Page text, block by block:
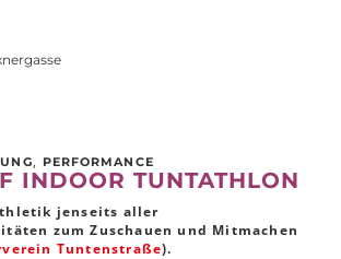
, PERFORMANCE
INDOOR TUNTATHLON
jenseits aller
zum Zuschauen und Mitmachen
Tuntenstraße).